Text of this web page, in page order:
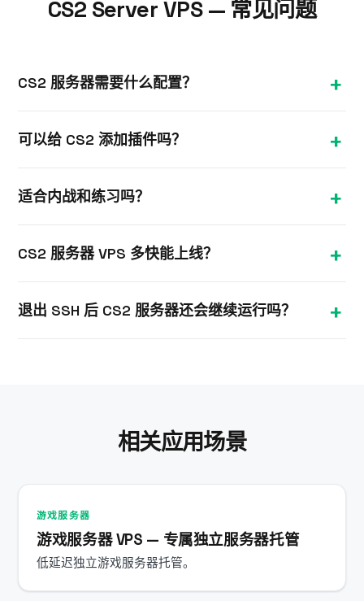
CS2 Server VPS — 常见问题
CS2 服务器需要什么配置？
竞技体验，CPU 单线程性能和低延迟网络最为关键。
可以给 CS2 添加插件吗？
CounterStrikeSharp 插件，添加游戏功能和管理工
适合内战和练习吗？
ping、全天候可用的服务器环境。
CS2 服务器 VPS 多快能上线？
您将通过邮件收到 IP 地址和 root SSH 凭据，随即可
退出 SSH 后 CS2 服务器还会继续运行吗？
相关应用场景
游戏服务器
游戏服务器 VPS — 专属独立服务器托管
低延迟独立游戏服务器托管。